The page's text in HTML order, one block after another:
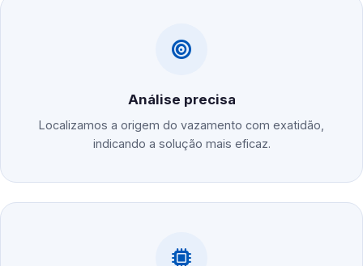
Análise precisa
Localizamos a origem do vazamento com exatidão,
indicando a solução mais eficaz.